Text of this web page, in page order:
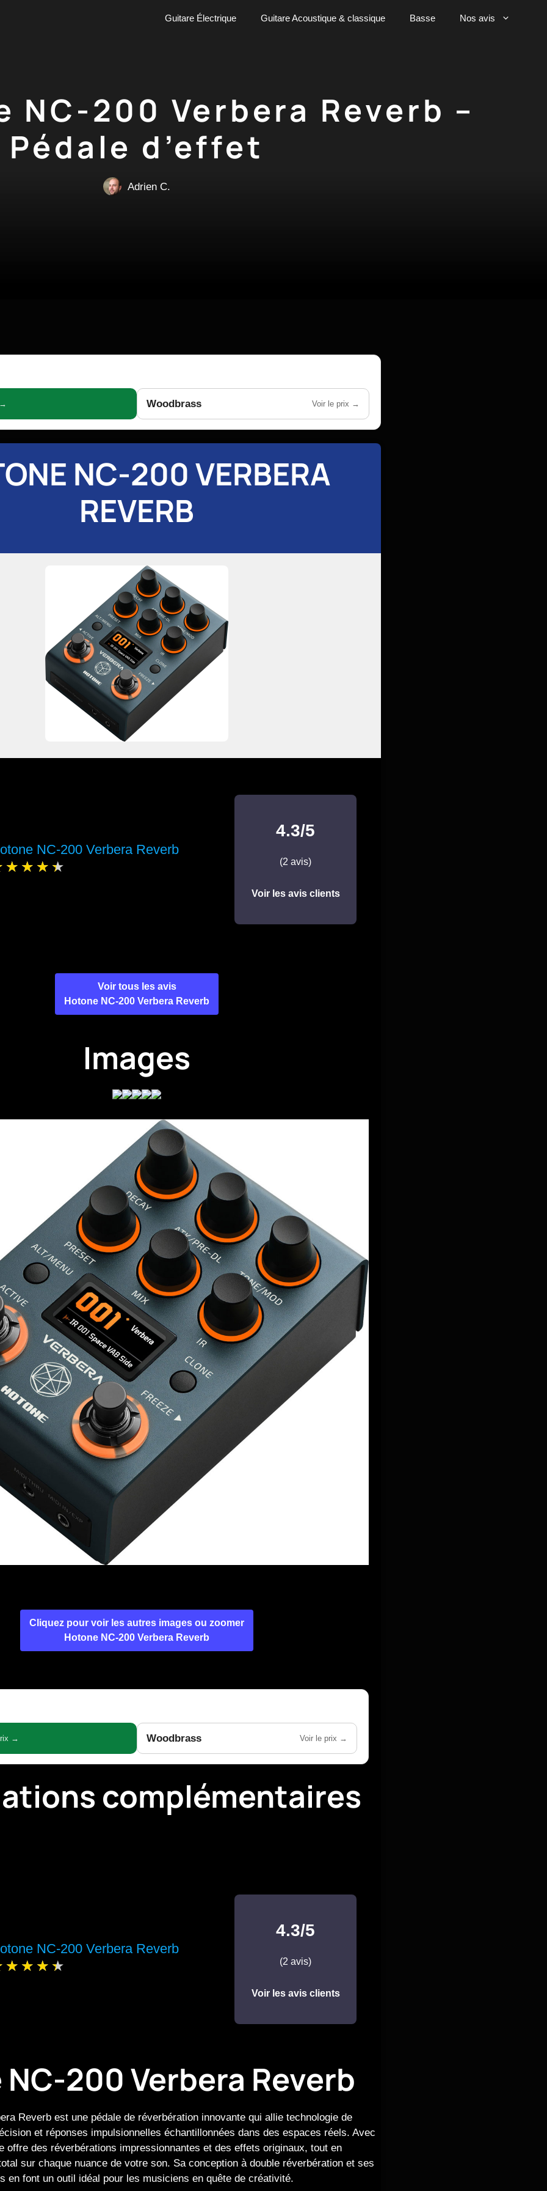
Guitare Électrique Guitare Acoustique & classique Basse Nos avis
NC-200 Verbera Reverb –
Pédale d’effet
Adrien C.
Woodbrass Voir le prix →
NC-200 VERBERA
REVERB
NC-200 Verbera Reverb
4.3/5
(2 avis)
Voir les avis clients
Voir tous les avis
Hotone NC-200 Verbera Reverb
Images
Cliquez pour voir les autres images ou zoomer
Hotone NC-200 Verbera Reverb
→ Woodbrass Voir le prix →
complémentaires
NC-200 Verbera Reverb
4.3/5
(2 avis)
Voir les avis clients
200 Verbera Reverb
Reverb est une pédale de réverbération innovante qui allie technologie de
et réponses impulsionnelles échantillonnées dans des espaces réels. Avec
offre des réverbérations impressionnantes et des effets originaux, tout en
sur chaque nuance de votre son. Sa conception à double réverbération et ses
en font un outil idéal pour les musiciens en quête de créativité.